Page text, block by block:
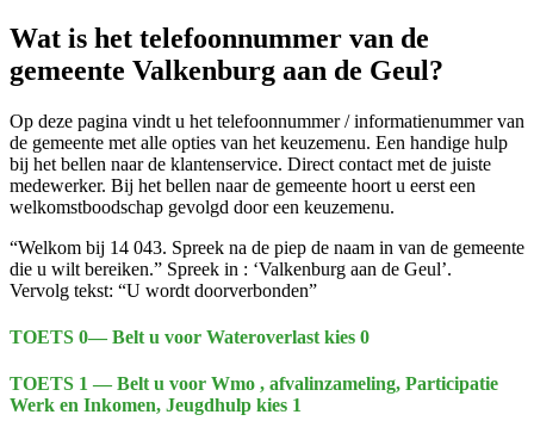
Wat is het telefoonnummer van de
gemeente Valkenburg aan de Geul?
Op deze pagina vindt u het telefoonnummer / informatienummer van
de gemeente met alle opties van het keuzemenu. Een handige hulp
bij het bellen naar de klantenservice. Direct contact met de juiste
medewerker. Bij het bellen naar de gemeente hoort u eerst een
welkomstboodschap gevolgd door een keuzemenu.
“Welkom bij 14 043. Spreek na de piep de naam in van de gemeente
die u wilt bereiken.” Spreek in : ‘Valkenburg aan de Geul’.
Vervolg tekst: “U wordt doorverbonden”
TOETS 0— Belt u voor Wateroverlast kies 0
TOETS 1 — Belt u voor Wmo , afvalinzameling, Participatie
Werk en Inkomen, Jeugdhulp kies 1